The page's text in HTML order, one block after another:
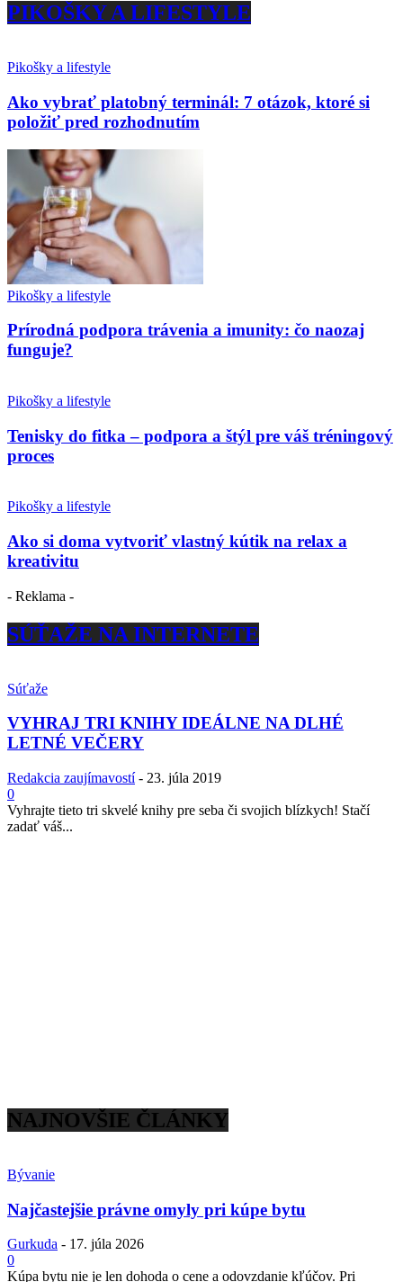
PIKOŠKY A LIFESTYLE
Pikošky a lifestyle
Ako vybrať platobný terminál: 7 otázok, ktoré si
položiť pred rozhodnutím
Pikošky a lifestyle
Prírodná podpora trávenia a imunity: čo naozaj
funguje?
Pikošky a lifestyle
Tenisky do fitka – podpora a štýl pre váš tréningový
proces
Pikošky a lifestyle
Ako si doma vytvoriť vlastný kútik na relax a
kreativitu
- Reklama -
SÚŤAŽE NA INTERNETE
Súťaže
VYHRAJ TRI KNIHY IDEÁLNE NA DLHÉ
LETNÉ VEČERY
Redakcia zaujímavostí - 23. júla 2019
0
Vyhrajte tieto tri skvelé knihy pre seba či svojich blízkych! Stačí
zadať váš...
NAJNOVŠIE ČLÁNKY
Bývanie
Najčastejšie právne omyly pri kúpe bytu
Gurkuda - 17. júla 2026
0
Kúpa bytu nie je len dohoda o cene a odovzdanie kľúčov. Pri